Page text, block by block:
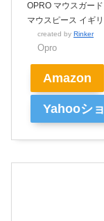
OPRO マウスガー
マウスピース イギ
created by Rinker
Opro
Amazon
Yahooシ